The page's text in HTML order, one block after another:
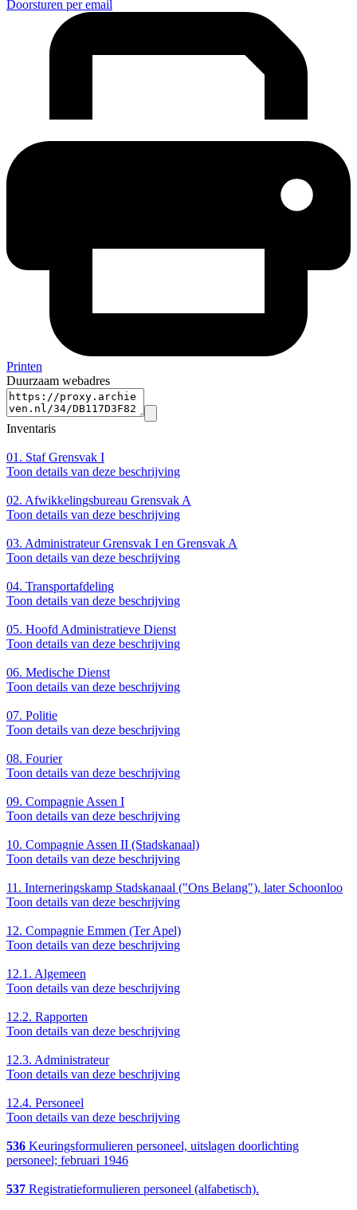
Doorsturen per email
Printen
Duurzaam webadres
Inventaris
01. Staf Grensvak I
Toon details van deze beschrijving
02. Afwikkelingsbureau Grensvak A
Toon details van deze beschrijving
03. Administrateur Grensvak I en Grensvak A
Toon details van deze beschrijving
04. Transportafdeling
Toon details van deze beschrijving
05. Hoofd Administratieve Dienst
Toon details van deze beschrijving
06. Medische Dienst
Toon details van deze beschrijving
07. Politie
Toon details van deze beschrijving
08. Fourier
Toon details van deze beschrijving
09. Compagnie Assen I
Toon details van deze beschrijving
10. Compagnie Assen II (Stadskanaal)
Toon details van deze beschrijving
11. Interneringskamp Stadskanaal ("Ons Belang"), later Schoonloo
Toon details van deze beschrijving
12. Compagnie Emmen (Ter Apel)
Toon details van deze beschrijving
12.1. Algemeen
Toon details van deze beschrijving
12.2. Rapporten
Toon details van deze beschrijving
12.3. Administrateur
Toon details van deze beschrijving
12.4. Personeel
Toon details van deze beschrijving
536 Keuringsformulieren personeel, uitslagen doorlichting
personeel; februari 1946
537 Registratieformulieren personeel (alfabetisch).